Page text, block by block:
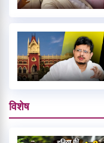
विशेष